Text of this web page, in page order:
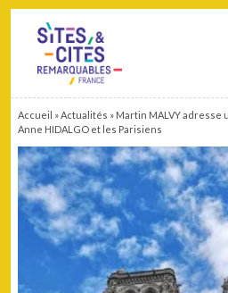
Accueil »Actualités » Martin MALVY adresse
Anne HIDALGO et les Parisiens